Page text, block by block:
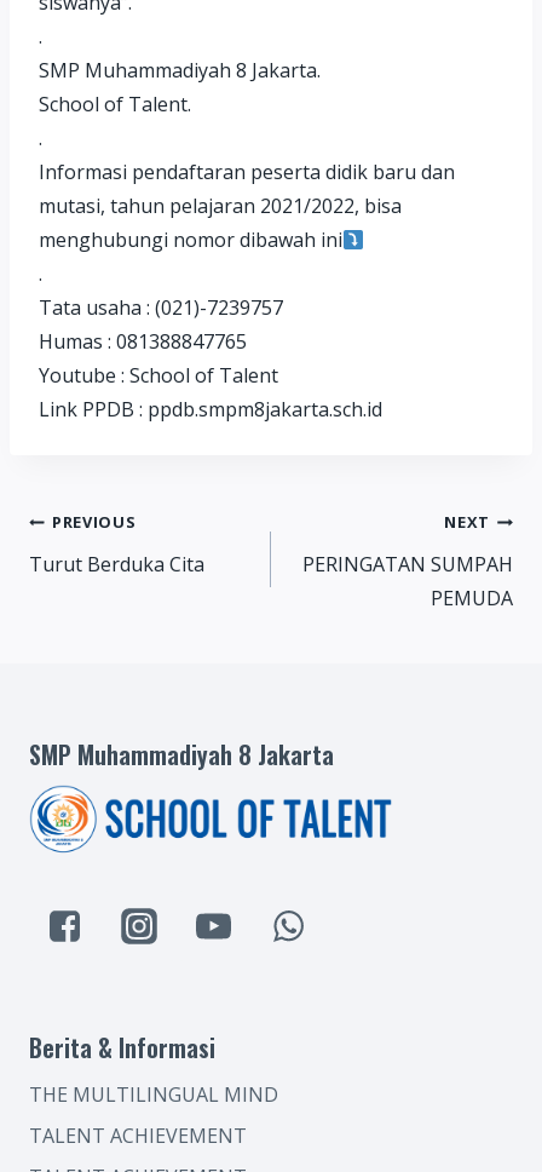
.
SMP Muhammadiyah 8 Jakarta.
School of Talent.
.
Informasi pendaftaran peserta didik baru dan
mutasi, tahun pelajaran 2021/2022, bisa
menghubungi nomor dibawah ini
.
Tata usaha : (021)-7239757
Humas : 081388847765
Youtube : School of Talent
Link PPDB : ppdb.smpm8jakarta.sch.id
Post
PREVIOUS
Turut Berduka Cita
NEXT
PERINGATAN SUMPAH
PEMUDA
SMP Muhammadiyah 8 Jakarta
Berita & Informasi
THE MULTILINGUAL MIND
TALENT ACHIEVEMENT